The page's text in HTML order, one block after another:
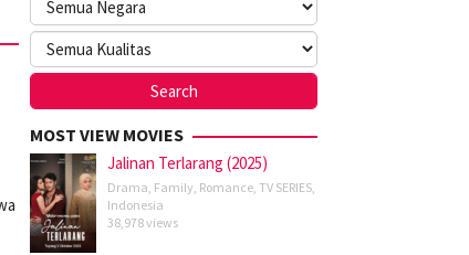
MOST VIEW MOVIES
Jalinan Terlarang (2025)
Drama, Family, Romance, TV SERIES,
Indonesia
38,978 views